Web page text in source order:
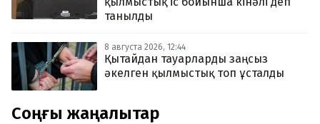
танылды
8 августа 2026, 12:44
Қытайдан тауарларды заңсыз
әкелген қылмыстық топ ұсталды
Соңғы жаңалықтар